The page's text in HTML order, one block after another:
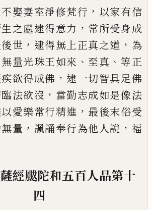
娶妻室淨修梵行 ， 以家有信
之處逮得意力 ， 常所受身成
世 ， 逮得無上正真之道 ， 為
量光珠王如來 、 至真 、等正
欲得成佛 ， 逮一切智具足佛
法欲沒 ， 當勤志成如是像法
愛樂常行精進 ， 最後末俗受
量 ， 諷誦奉行為他人說 ， 福
經颰陀和五百人品第十
四